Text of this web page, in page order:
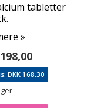
tabletter
»
DKK 168,30